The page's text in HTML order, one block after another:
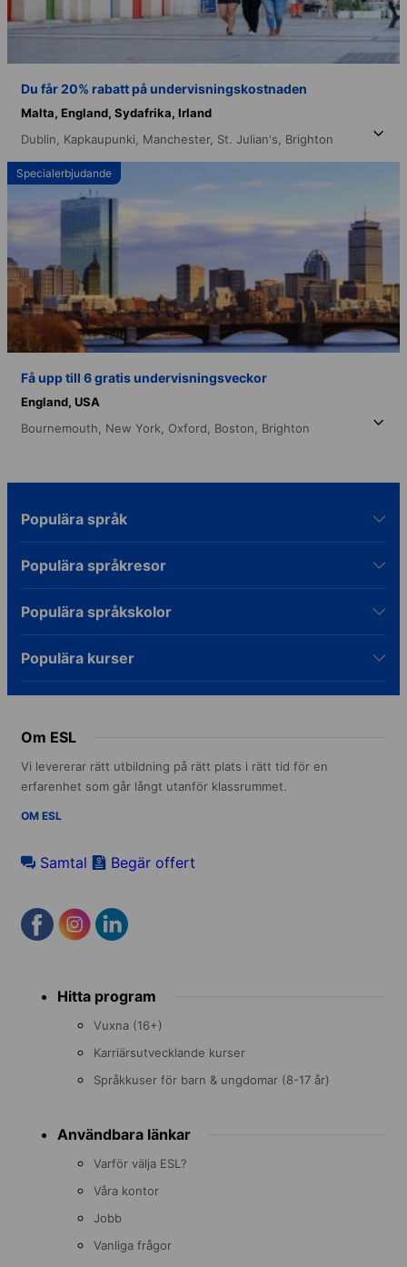
Du får 20% rabatt på undervisningskostnaden
Malta, England, Sydafrika, Irland
Dublin, Kapkaupunki, Manchester, St. Julian's, Brighton
Specialerbjudande
Få upp till 6 gratis undervisningsveckor
England, USA
Bournemouth, New York, Oxford, Boston, Brighton
Populära språk
Populära språkresor
Populära språkskolor
Populära kurser
Om ESL
Vi levererar rätt utbildning på rätt plats i rätt tid för en
erfarenhet som går långt utanför klassrummet.
OM ESL
Samtal Begär offert
menu Hitta program
Vuxna (16+)
Karriärsutvecklande kurser
Språkkuser för barn & ungdomar (8-17 år)
Användbara länkar
Varför välja ESL?
Våra kontor
Jobb
Vanliga frågor